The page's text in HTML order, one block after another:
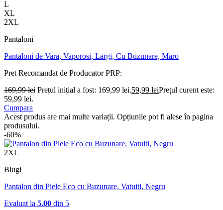
L
XL
2XL
Pantaloni
Pantaloni de Vara, Vaporosi, Largi, Cu Buzunare, Maro
Pret Recomandat de ProducatorPRP:
169,99lei Prețul inițial a fost: 169,99 lei.59,99 leiPrețul curent este:
59,99 lei.
Cumpara
Acest produs are mai multe variații. Opțiunile pot fi alese în pagina
produsului.
-60%
2XL
Blugi
Pantalon din Piele Eco cu Buzunare, Vatuiti, Negru
Evaluat la 5.00 din 5